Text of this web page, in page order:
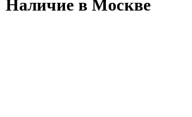
Наличие в Москвe